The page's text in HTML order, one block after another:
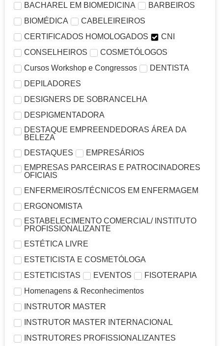
BACHAREL EM BIOMEDICINA
BARBEIROS
BIOMÉDICA
CABELEIREIROS
CERTIFICADOS HOMOLOGADOS
CNI
CONSELHEIROS
COSMETÓLOGOS
Cursos Workshop e Congressos
DENTISTA
DEPILADORES
DESIGNERS DE SOBRANCELHA
DESPIGMENTADORA
DESTAQUE EMPREENDEDORAS ÁREA DA
BELEZA
DESTAQUES
EMPRESÁRIOS
EMPRESAS PARCEIRAS E PATROCINADORES
OFICIAIS
ENFERMEIROS/TÉCNICOS EM ENFERMAGEM
ERGONOMISTA
ESTABELECIMENTO COMERCIAL/ INSTITUTO
PROFISSIONALIZANTE
ESTÉTICA LIVRE
ESTETICISTA E COSMETÓLOGA
ESTETICISTAS
EVENTOS
FISOTERAPIA
Homenagens & Reconhecimentos
INSTRUTOR MASTER
INSTRUTOR MASTER INTERNACIONAL
INSTRUTORES PROFISSIONALIZANTES